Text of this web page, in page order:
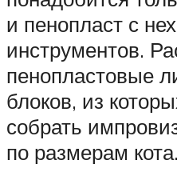
и пенопласт с
инструментов.
пенопластовые
блоков, из
собрать
по размерам кота.